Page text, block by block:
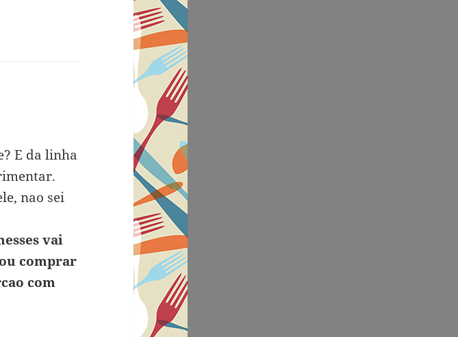
E da linha
nao sei
vai
comprar
com